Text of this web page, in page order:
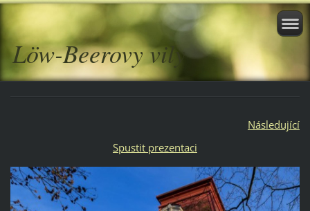
Löw-Beerovy vily
Následující
Spustit prezentaci